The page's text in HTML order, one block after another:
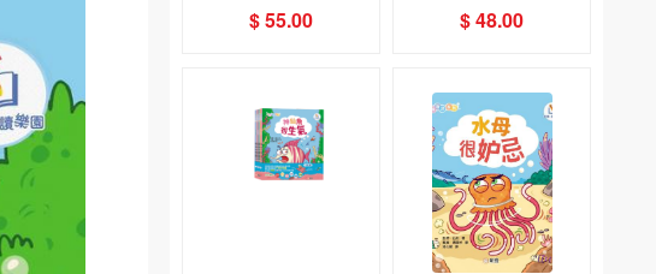
$ 55.00 $ 48.00